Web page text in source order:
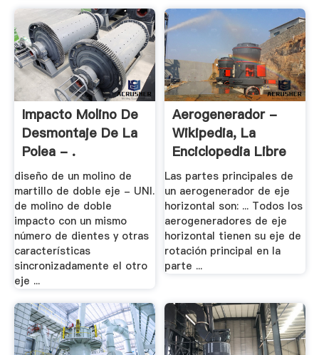
Impacto Molino De
Desmontaje De La
Polea - .
diseño de un molino de
martillo de doble eje - UNI.
de molino de doble
impacto con un mismo
número de dientes y otras
características
sincronizadamente el otro
eje ...
Aerogenerador -
Wikipedia, La
Enciclopedia Libre
Las partes principales de
un aerogenerador de eje
horizontal son: ... Todos los
aerogeneradores de eje
horizontal tienen su eje de
rotación principal en la
parte ...